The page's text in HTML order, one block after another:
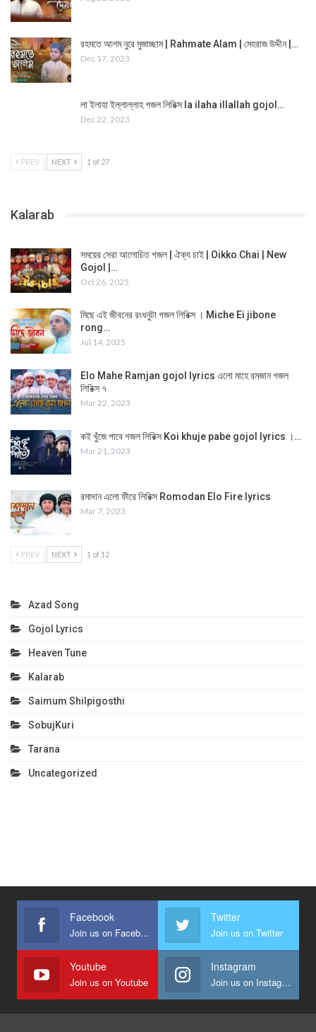
রহমতে আলম নুরে মুজাচ্ছাম | Rahmate Alam | মেহরাজ উদ্দীন |…
Dec 17, 2023
লা ইলাহা ইল্লাল্লাহ গজল লিরিক্স la ilaha illallah gojol…
Dec 22, 2023
PREV NEXT 1 of 27
Kalarab
সময়ের সেরা আলোচিত গজল | ঐক্য চাই | Oikko Chai | New
Gojol |…
Oct 26, 2025
মিছে এই জীবনের রংধনুটা গজল লিরিক্স । Miche Ei jibone
rong…
Jul 14, 2025
Elo Mahe Ramjan gojol lyrics এলো মাহে রমজান গজল
লিরিক্স ৭
Mar 22, 2023
কই খুঁজে পাবে গজল লিরিক্স Koi khuje pabe gojol lyrics ।…
Mar 21, 2023
রমাদান এলো ফীরে লিরিক্স Romodan Elo Fire lyrics
Mar 7, 2023
PREV NEXT 1 of 12
Azad Song
Gojol Lyrics
Heaven Tune
Kalarab
Saimum Shilpigosthi
SobujKuri
Tarana
Uncategorized
Facebook
Join us on Facebook
Twitter
Join us on Twitter
Youtube
Join us on Youtube
Instagram
Join us on Instagram